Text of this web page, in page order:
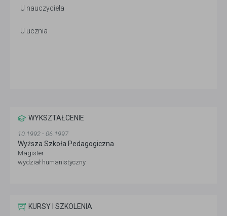
U nauczyciela
U ucznia
WYKSZTAŁCENIE
10.1992 - 06.1997
Wyższa Szkoła Pedagogiczna
Magister
wydział humanistyczny
KURSY I SZKOLENIA